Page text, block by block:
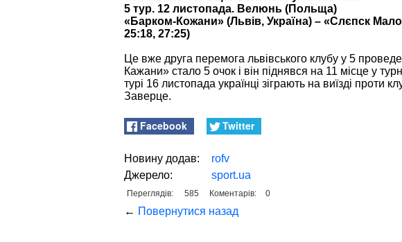
5 тур. 12 листопада. Велюнь (Польща)
«Барком-Кожани» (Львів, Україна) – «Слєпск
25:18, 27:25)
Це вже друга перемога львівського клубу у 5
Кажани» стало 5 очок і він піднявся на 11 місце у
турі 16 листопада українці зіграють на виїзді проти
Заверце.
Facebook Twitter
Новину додав:
rofv
Джерело:
sport.ua
Переглядів: 585 Коментарів: 0
← Повернутися назад